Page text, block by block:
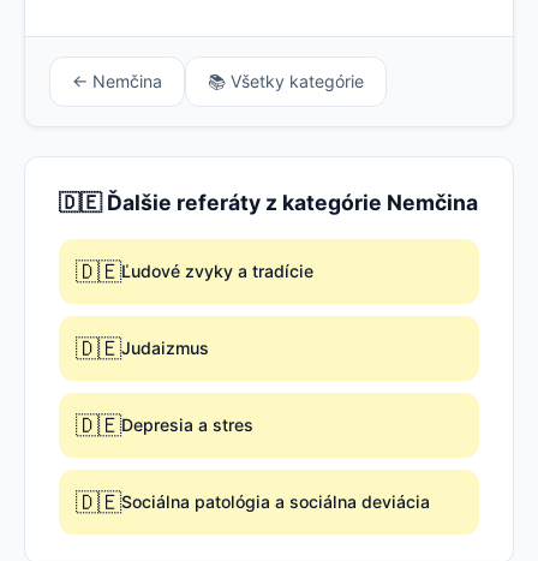
← Nemčina 📚 Všetky kategórie
🇩🇪 Ďalšie referáty z kategórie Nemčina
🇩🇪Ľudové zvyky a tradície
🇩🇪Judaizmus
🇩🇪Depresia a stres
🇩🇪Sociálna patológia a sociálna deviácia